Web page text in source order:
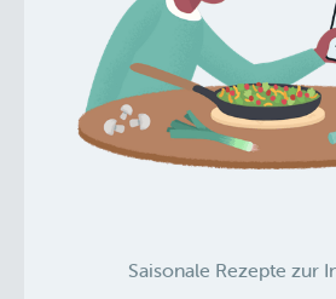
Saisonale Rezepte zur